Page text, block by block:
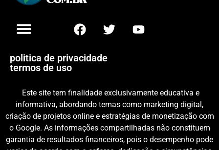
politica de privacidade
termos de uso
Este site tem finalidade exclusivamente educativa e
informativa, abordando temas como marketing digital,
criação de projetos online e estratégias de monetização com
o Google. As informações compartilhadas não constituem
garantia de resultados financeiros, pois o desempenho pode